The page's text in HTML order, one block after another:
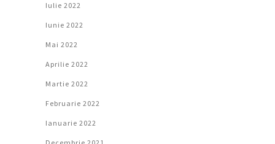
Iulie 2022
Iunie 2022
Mai 2022
Aprilie 2022
Martie 2022
Februarie 2022
Ianuarie 2022